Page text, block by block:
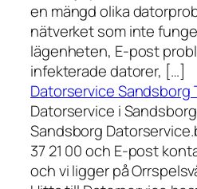
en mängd olika
nätverket som inte
lägenheten, E-post
infekterade datorer, […]
Datorservice Sandsborg
Datorservice i
Sandsborg
37 21 00 och E-post
och vi ligger på